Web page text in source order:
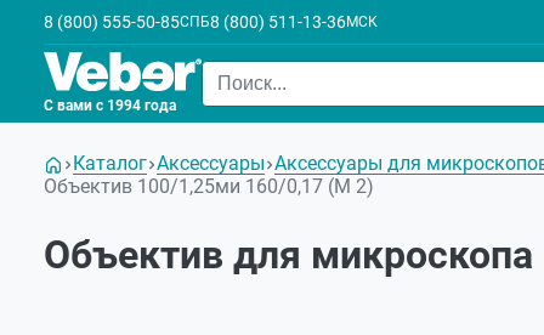
8 (800) 555-50-85СПБ8 (800) 511-13-36МСК
С вами с 1994 года
Каталог Аксессуары Аксессуары для
Объектив 100/1,25ми 160/0,17 (М 2)
Объектив для